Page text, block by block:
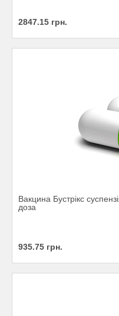
2847.15 грн.
Вакцина Бустрікс
доза
935.75 грн.